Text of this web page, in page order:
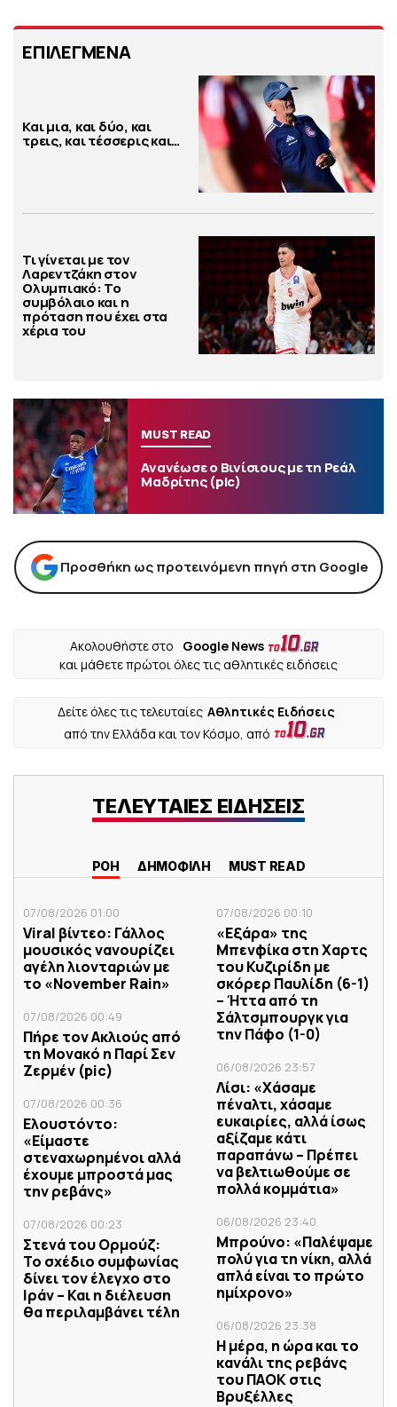
ΕΠΙΛΕΓΜΕΝΑ
Και μια, και δύο, και
τρεις, και τέσσερις και…
Τι γίνεται με τον
Λαρεντζάκη στον
Ολυμπιακό: Το
συμβόλαιο και η
πρόταση που έχει στα
χέρια του
MUST READ
Ανανέωσε ο Βινίσιους με τη Ρεάλ
Μαδρίτης (pic)
Προσθήκη ως προτεινόμενη πηγή στη Google
Ακολουθήστε στο
Google News
και μάθετε πρώτοι όλες τις αθλητικές ειδήσεις
Δείτε όλες τις τελευταίες Αθλητικές Ειδήσεις
από την Ελλάδα και τον Κόσμο, από
ΤΕΛΕΥΤΑΙΕΣ ΕΙΔΗΣΕΙΣ
ΡΟΗ ΔΗΜΟΦΙΛΗ MUST READ
07/08/2026 01:00
Viral βίντεο: Γάλλος
μουσικός νανουρίζει
αγέλη λιονταριών με
το «November Rain»
07/08/2026 00:49
Πήρε τον Ακλιούς από
τη Μονακό η Παρί Σεν
Ζερμέν (pic)
07/08/2026 00:36
Ελουστόντο:
«Είμαστε
στεναχωρημένοι αλλά
έχουμε μπροστά μας
την ρεβάνς»
07/08/2026 00:23
Στενά του Ορμούζ:
Το σχέδιο συμφωνίας
δίνει τον έλεγχο στο
Ιράν – Και η διέλευση
θα περιλαμβάνει τέλη
07/08/2026 00:10
«Εξάρα» της
Μπενφίκα στη Χαρτς
του Κυζιρίδη με
σκόρερ Παυλίδη (6-1)
– Ήττα από τη
Σάλτσμπουργκ για
την Πάφο (1-0)
06/08/2026 23:57
Λίσι: «Χάσαμε
πέναλτι, χάσαμε
ευκαιρίες, αλλά ίσως
αξίζαμε κάτι
παραπάνω – Πρέπει
να βελτιωθούμε σε
πολλά κομμάτια»
06/08/2026 23:40
Μπρούνο: «Παλέψαμε
πολύ για τη νίκη, αλλά
απλά είναι το πρώτο
ημίχρονο»
06/08/2026 23:38
Η μέρα, η ώρα και το
κανάλι της ρεβάνς
του ΠΑΟΚ στις
Βρυξέλλες